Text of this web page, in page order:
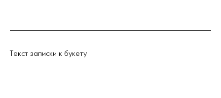
Текст записки к букету